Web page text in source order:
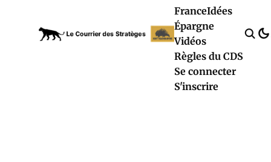
FranceIdées
Épargne
Vidéos
Règles du CDS
Se connecter
S'inscrire